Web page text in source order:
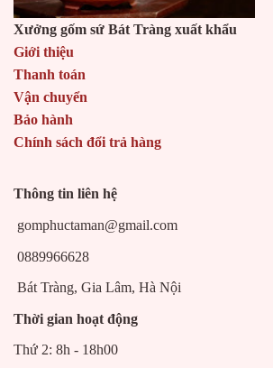
Xưởng gốm sứ Bát Tràng xuất khẩu
Giới thiệu
Thanh toán
Vận chuyển
Bảo hành
Chính sách đổi trả hàng
Thông tin liên hệ
gomphuctaman@gmail.com
0889966628
Bát Tràng, Gia Lâm, Hà Nội
Thời gian hoạt động
Thứ 2: 8h - 18h00